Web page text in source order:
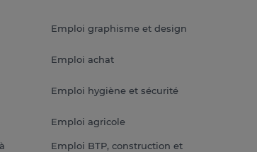
Emploi graphisme et design
Emploi achat
Emploi hygiène et sécurité
Emploi agricole
Emploi BTP, construction et